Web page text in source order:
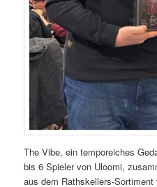
The Vibe, ein temporeiches
bis 6 Spieler von Uloomi,
aus dem Rathskellers-